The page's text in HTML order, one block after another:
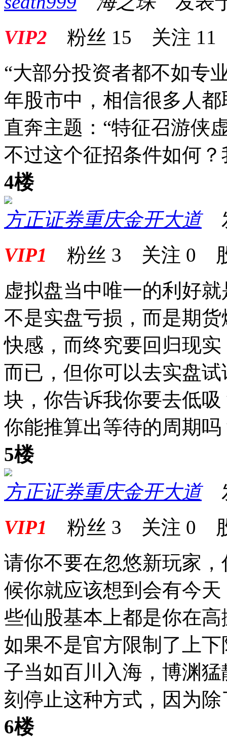
VIP2 粉丝 15 关注 11
“大部分投资者都不如专
年股市中，相信很多人
直奔主题：“特征召游侠
不过这个征招条件如何
4楼
方正证券重庆金开大道
VIP1 粉丝 3 关注 0
虚拟盘当中唯一的利好
不是实盘亏损，而是期
快感，而终究要回归现
而已，但你可以去实盘
块，你告诉我你要去低
你能推算出等待的周期吗
5楼
方正证券重庆金开大道
VIP1 粉丝 3 关注 0
请你不要在忽悠新玩家
候你就应该想到会有今
些仙股基本上都是你在
如果不是官方限制了上
子当如百川入海，博渊
刻停止这种方式，因为
6楼